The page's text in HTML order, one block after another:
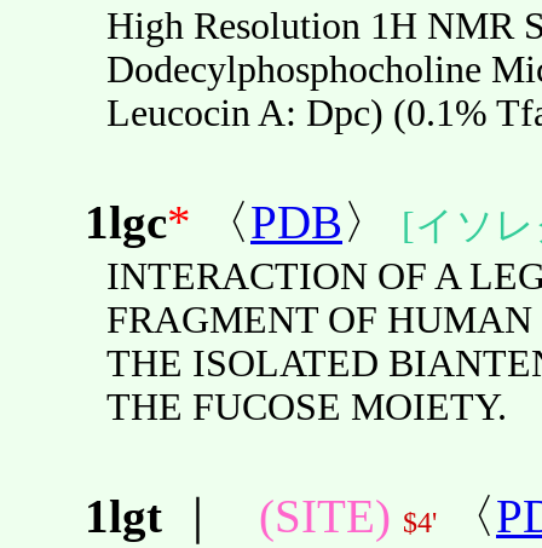
High Resolution 1H NMR
Dodecylphosphocholine
Leucocin A: Dpc) (0.1%
1lgc* 〈PDB〉
[イソ
INTERACTION OF A
FRAGMENT OF
THE ISOLATED
THE FUCOSE MOIETY.
1lgt (SITE) $4' 〈